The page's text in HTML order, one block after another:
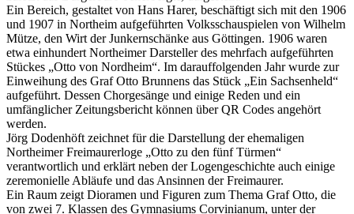
Ein Bereich, gestaltet von Hans Harer, beschäftigt sich mit den 1906
und 1907 in Northeim aufgeführten Volksschauspielen von Wilhelm
Mütze, den Wirt der Junkernschänke aus Göttingen. 1906 waren
etwa einhundert Northeimer Darsteller des mehrfach aufgeführten
Stückes „Otto von Nordheim“. Im darauffolgenden Jahr wurde zur
Einweihung des Graf Otto Brunnens das Stück „Ein Sachsenheld“
aufgeführt. Dessen Chorgesänge und einige Reden und ein
umfänglicher Zeitungsbericht können über QR Codes angehört
werden.
Jörg Dodenhöft zeichnet für die Darstellung der ehemaligen
Northeimer Freimaurerloge „Otto zu den fünf Türmen“
verantwortlich und erklärt neben der Logengeschichte auch einige
zeremonielle Abläufe und das Ansinnen der Freimaurer.
Ein Raum zeigt Dioramen und Figuren zum Thema Graf Otto, die
von zwei 7. Klassen des Gymnasiums Corvinianum, unter der